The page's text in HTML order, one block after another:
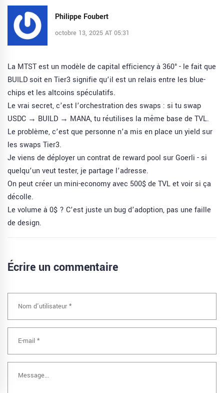
Philippe Foubert
octobre 13, 2025 AT 05:31
La MTST est un modèle de capital efficiency à 360° - le fait que
BUILD soit en Tier3 signifie qu’il est un relais entre les blue-
chips et les altcoins spéculatifs.
Le vrai secret, c’est l’orchestration des swaps : si tu swap
USDC → BUILD → MANA, tu réutilises la même base de TVL.
Le problème, c’est que personne n’a mis en place un yield sur
les swaps Tier3.
Je viens de déployer un contrat de reward pool sur Goerli - si
quelqu’un veut tester, je partage l’adresse.
On peut créer un mini-economy avec 500$ de TVL et voir si ça
décolle.
Le volume à 0$ ? C’est juste un bug d’adoption, pas une faille
de design.
Écrire un commentaire